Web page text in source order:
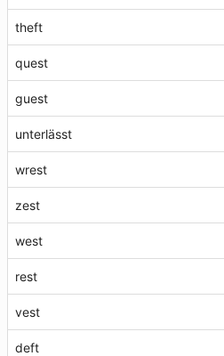
theft
quest
guest
unterlässt
wrest
zest
west
rest
vest
deft